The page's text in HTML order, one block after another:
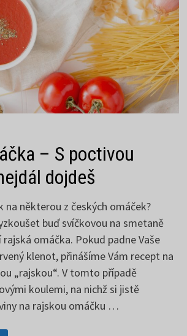
– S poctivou
dojdeš
na některou z českých omáček?
buď svíčkovou na smetaně
rajská omáčka. Pokud padne Vaše
klenot, přinášíme Vám recept na
„rajskou“. V tomto případě
koulemi, na nichž si jistě
na rajskou omáčku …